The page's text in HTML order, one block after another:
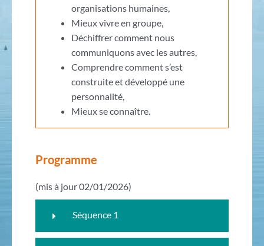
organisations humaines,
Mieux vivre en groupe,
Déchiffrer comment nous
communiquons avec les autres,
Comprendre comment s’est
construite et développé une
personnalité,
Mieux se connaître.
Programme
(mis à jour 02/01/2026)
Séquence 1